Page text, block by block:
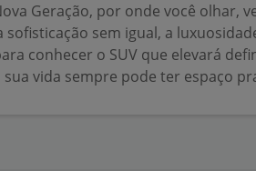
Geração, por onde você olhar,
sem igual, a
conhecer o SUV que elevará
vida sempre pode ter espaço